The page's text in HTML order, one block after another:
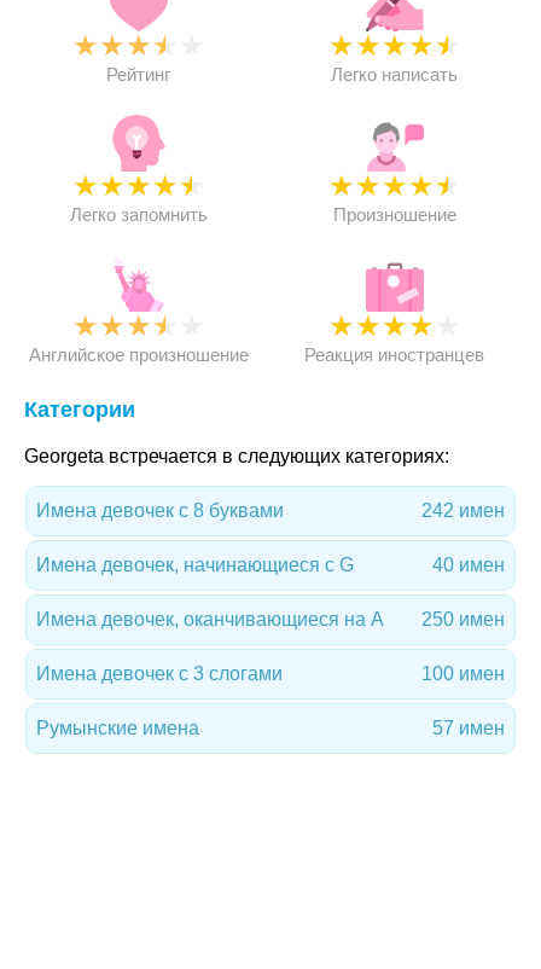
★★★★
Рейтинг
★★★★★
Легко написать
★★★★★
Легко запомнить
★★★★★
Произношение
★★★★
Английское произношение
★★★★
Реакция иностранцев
Категории
Georgeta встречается в следующих категориях:
Имена девочек с 8 буквами 242 имен
Имена девочек, начинающиеся с G 40 имен
Имена девочек, оканчивающиеся на A 250 имен
Имена девочек с 3 слогами 100 имен
Румынские имена 57 имен